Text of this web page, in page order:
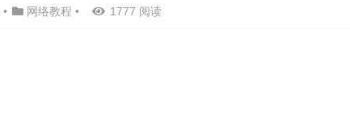
• 网络教程 • 1777 阅读